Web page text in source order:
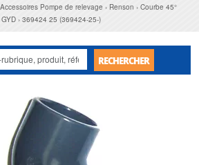
Accessoires Pompe de relevage Renson
Courbe 45°
369424 25 (369424-25-)
RECHERCHER